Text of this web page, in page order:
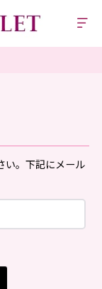
い。下記にメール